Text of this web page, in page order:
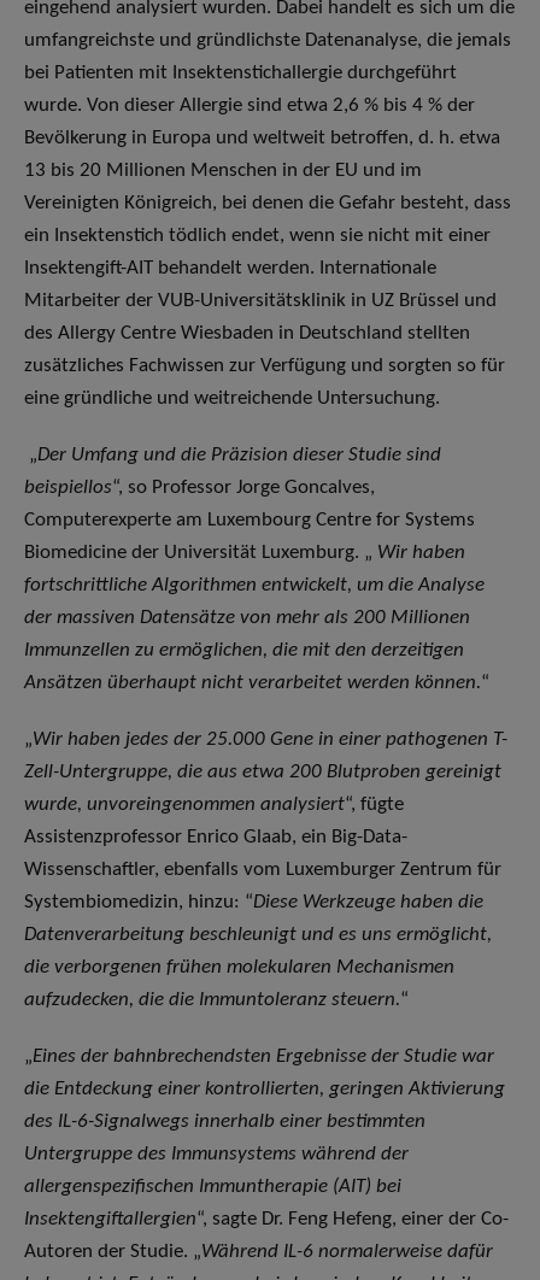
eingehend analysiert wurden. Dabei handelt es sich um die
umfangreichste und gründlichste Datenanalyse, die jemals
bei Patienten mit Insektenstichallergie durchgeführt
wurde. Von dieser Allergie sind etwa 2,6 % bis 4 % der
Bevölkerung in Europa und weltweit betroffen, d. h. etwa
13 bis 20 Millionen Menschen in der EU und im
Vereinigten Königreich, bei denen die Gefahr besteht, dass
ein Insektenstich tödlich endet, wenn sie nicht mit einer
Insektengift-AIT behandelt werden. Internationale
Mitarbeiter der VUB-Universitätsklinik in UZ Brüssel und
des Allergy Centre Wiesbaden in Deutschland stellten
zusätzliches Fachwissen zur Verfügung und sorgten so für
eine gründliche und weitreichende Untersuchung.
„Der Umfang und die Präzision dieser Studie sind
beispiellos“, so Professor Jorge Goncalves,
Computerexperte am Luxembourg Centre for Systems
Biomedicine der Universität Luxemburg. „ Wir haben
fortschrittliche Algorithmen entwickelt, um die Analyse
der massiven Datensätze von mehr als 200 Millionen
Immunzellen zu ermöglichen, die mit den derzeitigen
Ansätzen überhaupt nicht verarbeitet werden können.“
„Wir haben jedes der 25.000 Gene in einer pathogenen T-
Zell-Untergruppe, die aus etwa 200 Blutproben gereinigt
wurde, unvoreingenommen analysiert“, fügte
Assistenzprofessor Enrico Glaab, ein Big-Data-
Wissenschaftler, ebenfalls vom Luxemburger Zentrum für
Systembiomedizin, hinzu: “Diese Werkzeuge haben die
Datenverarbeitung beschleunigt und es uns ermöglicht,
die verborgenen frühen molekularen Mechanismen
aufzudecken, die die Immuntoleranz steuern.“
„Eines der bahnbrechendsten Ergebnisse der Studie war
die Entdeckung einer kontrollierten, geringen Aktivierung
des IL-6-Signalwegs innerhalb einer bestimmten
Untergruppe des Immunsystems während der
allergenspezifischen Immuntherapie (AIT) bei
Insektengiftallergien“, sagte Dr. Feng Hefeng, einer der Co-
Autoren der Studie. „Während IL-6 normalerweise dafür